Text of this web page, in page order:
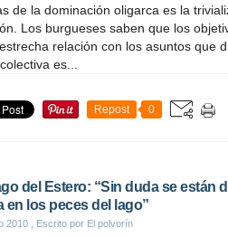
de la dominación oligarca es la
Los burgueses saben que los
relación con los asuntos que
es...
Repost 0
del Estero: “Sin duda se están
en los peces del lago”
2010 , Escrito por El polvorín